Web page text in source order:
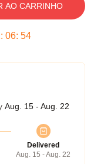
AO CARRINHO
: 06: 53
Aug. 15 - Aug. 22
Delivered
Aug. 15 - Aug. 22